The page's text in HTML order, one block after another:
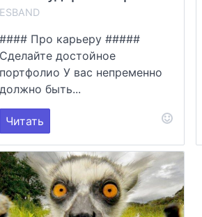
ESBAND
#### Про карьеру #####
Сделайте достойное
портфолио У вас непременно
должно быть...
Читать